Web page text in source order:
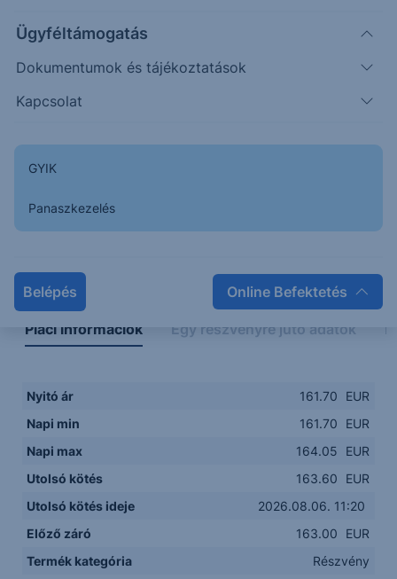
Ügyféltámogatás
Dokumentumok és tájékoztatások
Kapcsolat
GYIK
Panaszkezelés
Belépés Online Befektetés
08:00
162.50
Napon belüli Historikus
Piaci információk Egy részvényre jutó adatok
Nyitó ár 161.70
EUR
Napi min
161.70
EUR
Napi max
164.05
EUR
Utolsó kötés
163.60
EUR
Utolsó kötés ideje
2026.08.06. 11:20
Előző záró
163.00
EUR
Termék kategória
Részvény